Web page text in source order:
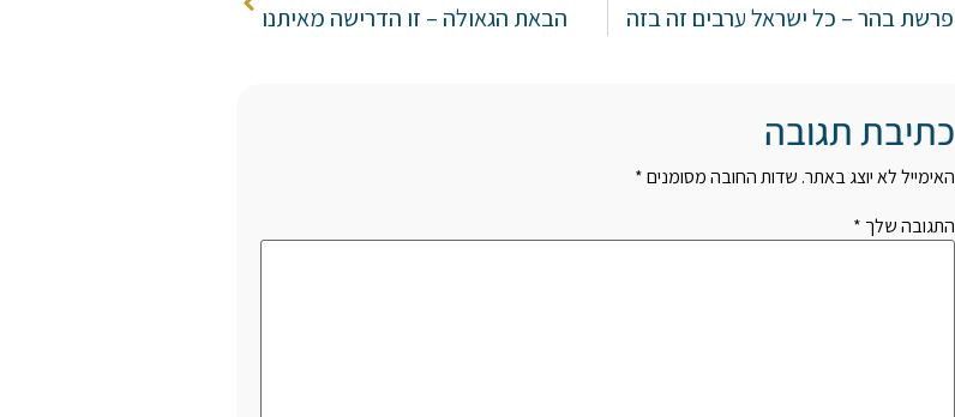
פרשת בהר – כל ישראל ערבים זה בזה הבאת הגאולה – זו הדרישה מאיתנו
כתיבת תגובה
האימייל לא יוצג באתר. שדות החובה מסומנים*
התגובה שלך *